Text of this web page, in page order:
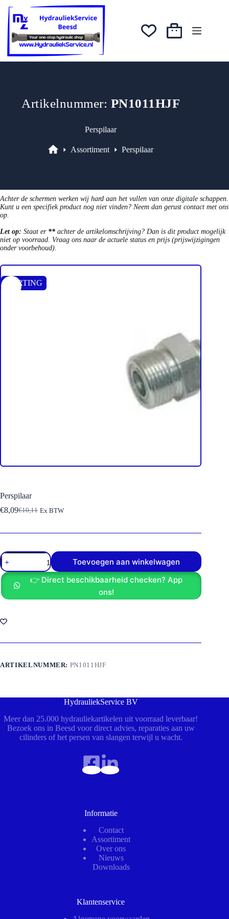
naar
inhoud
was:
€10,11.
€8,09.
Winkelwagen
Artikelnummer: PN1011HJF
Perspilaar
Assortiment Perspilaar
Achter de schermen werken wij hard aan het vullen van onze digitale schappen.
Kunt u een specifiek product nog niet vinden? Neem dan gerust contact met ons
op.
Let op: Staat er ** achter de artikelomschrijving? Dan is dit product mogelijk
niet op voorraad. Vraag ons naar de actuele status en prijs (prijswijzigingen
onder voorbehoud).
KORTING
Perspilaar
€10,11
Oorspronkelijke
was:
€8,09Huidige
is:
Ex BTW
Perspilaar
aantal
Toevoegen aan winkelwagen
👉 Direct beschikbaarheid checken? App
ons!
ARTIKELNUMMER: PN1011HJF
HydrauliekService BV
Meer dan 25.000 hydrauliekartikelen uit voorraad leverbaar!
Bezoek ons in Beesd voor direct advies, reparaties aan uw
cilinders of het persen van slangen terwijl u wacht.
Informatie
Contact
Assortiment
Over ons
Nieuws
Downloads
Klantenservice